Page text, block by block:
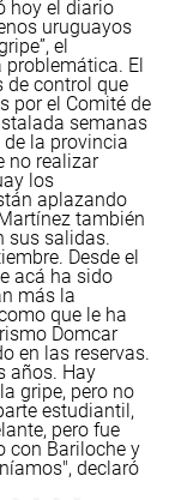
hoy el diario
uruguayos
el
problemática. El
de control que
por el Comité de
semanas
la provincia
no realizar
los
aplazando
también
sus salidas.
Desde el
acá ha sido
más la
que le ha
Domcar
en las reservas.
años. Hay
gripe, pero no
estudiantil,
pero fue
con Bariloche y
declaró